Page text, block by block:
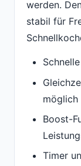
werden.
stabil für
möglich
Boost-
Timer